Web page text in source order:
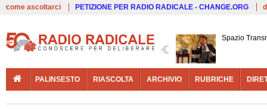
come ascoltarci PETIZIONE PER RADIO RADICALE - CHANGE.ORG
Spazio
PALINSESTO RIASCOLTA ARCHIVIO RUBRICHE